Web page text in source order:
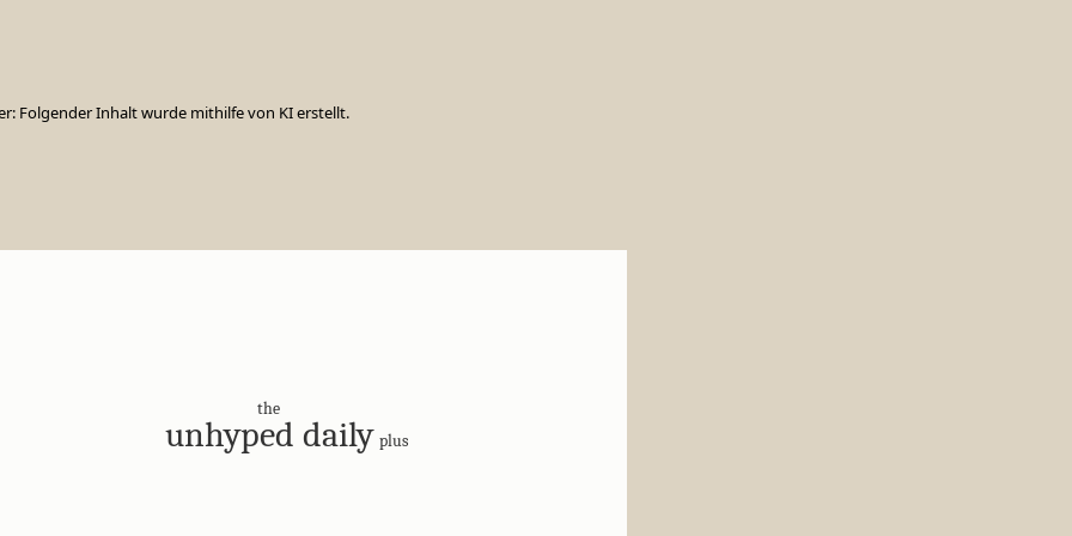
Folgender Inhalt wurde mithilfe von KI erstellt.
the
unhyped daily plus